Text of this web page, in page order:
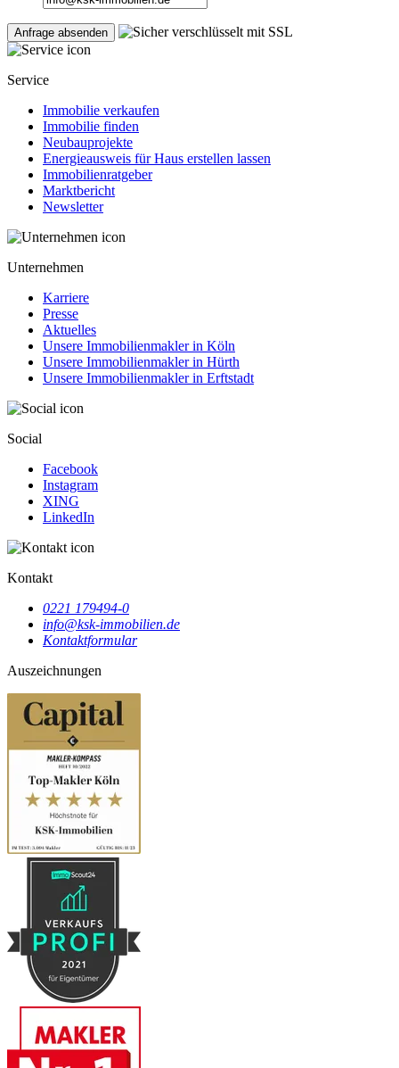
Service
Immobilie verkaufen
Immobilie finden
Neubauprojekte
Energieausweis für Haus erstellen lassen
Immobilienratgeber
Marktbericht
Newsletter
Unternehmen
Karriere
Presse
Aktuelles
Unsere Immobilienmakler in Köln
Unsere Immobilienmakler in Hürth
Unsere Immobilienmakler in Erftstadt
Social
Facebook
Instagram
XING
LinkedIn
Kontakt
0221 179494-0
info@ksk-immobilien.de
Kontaktformular
Auszeichnungen